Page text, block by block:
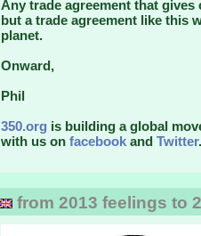
Any trade agreement that
but a trade agreement like this
planet.
Onward,
Phil
350.org is building a global
with us on facebook and Twitter.
from 2013 feelings to